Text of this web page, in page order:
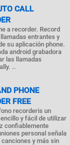
CALL
a recorder. Record
entrantes y
su aplicación phone.
android grabadora
las llamadas
..
PHONE
FREE
recorderis un
y fácil de utilizar
confiablemente
personal señala
y más sin